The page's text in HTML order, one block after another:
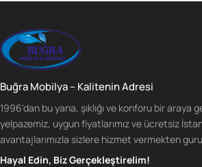
Buğra Mobilya – Kalitenin Adresi
1996'dan bu yana, şıklığı ve konforu bir araya
yelpazemiz, uygun fiyatlarımız ve ücretsiz
avantajlarımızla sizlere hizmet vermekten
Hayal Edin, Biz Gerçekleştirelim!